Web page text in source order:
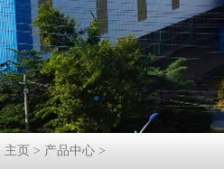
主页 > 产品中心 >